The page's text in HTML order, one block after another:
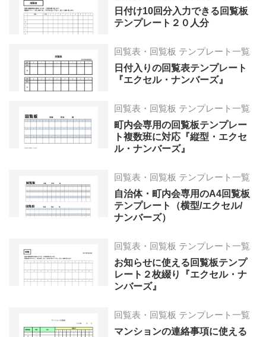
日付け10回分入力できる回覧板
テンプレート２０人分
回覧表・回覧板 テンプレート一覧
日付入りの回覧表テンプレート
『エクセル・ナンバーズ』
回覧表・回覧板 テンプレート一覧
町内会専用の回覧板テンプレー
ト複数班に対応『縦型・エクセ
ル・ナンバーズ』
回覧表・回覧板 テンプレート一覧
自治体・町内会専用のA4回覧板
テンプレート（横型/エクセル/
ナンバーズ）
回覧表・回覧板 テンプレート一覧
お知らせに使える回覧板テンプ
レート２枚綴り『エクセル・ナ
ンバーズ』
回覧表・回覧板 テンプレート一覧
マンションの連絡事項に使える